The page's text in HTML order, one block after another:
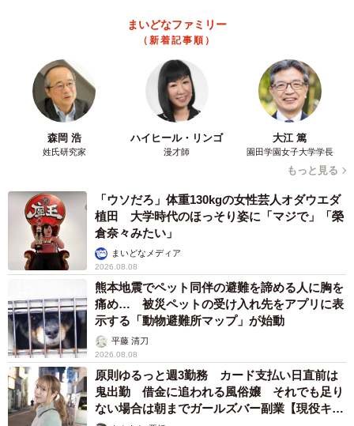
まいどなファミリー
（新着記事順）
森岡 浩
姓氏研究家
ハイヒール・リンゴ
漫才師
大江 篤
園田学園女子大学学長
もっと見る
「ウソだろ」体重130kgの女性芸人オダウエダ
植田 大学時代のほっそり姿に「マジで」「榮
倉奈々みたい」
まいどなメディア
2026.08.08
熊本地震でペット同伴の避難を諦める人に胸を
痛め… 被災ペットの受け入れ先をアプリに表
示する「動物避難所マップ」が始動
平藤 清刀
2026.08.08
原則ゆるっと週3勤務 カード支払い日直前は
鬼出勤 借金に追われる風俗嬢 それでも足り
ない場合は朝までガールズバー副業【現役キャ